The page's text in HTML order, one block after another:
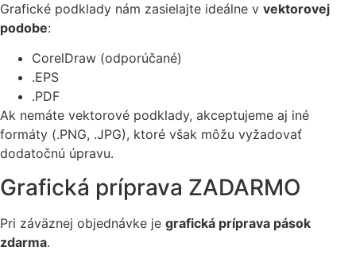
Grafické podklady nám zasielajte ideálne v vektorovej
podobe:
CorelDraw (odporúčané)
.EPS
.PDF
Ak nemáte vektorové podklady, akceptujeme aj iné
formáty (.PNG, .JPG), ktoré však môžu vyžadovať
dodatočnú úpravu.
Grafická príprava ZADARMO
Pri záväznej objednávke je grafická príprava pások
zdarma.